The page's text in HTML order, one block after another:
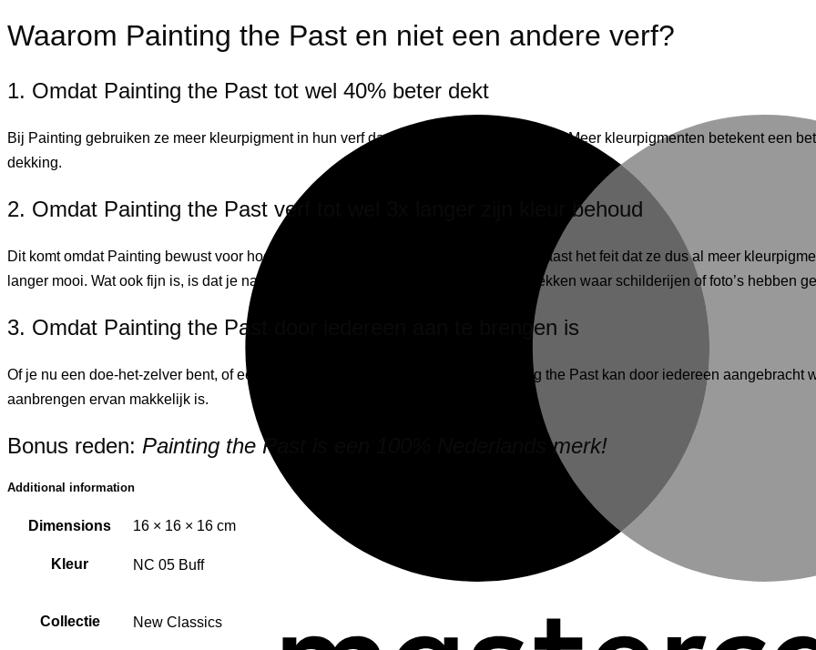
Waarom Painting the Past en niet een andere verf?
1. Omdat Painting the Past tot wel 40% beter dekt
Bij Painting gebruiken ze meer kleurpigment in hun verf dan normale synthetische verf. Meer kleurpigmenten betekent een
dekking.
2. Omdat Painting the Past verf tot wel 3x langer zijn kleur behoud
Dit komt omdat Painting bewust voor hoogwaardige natuurlijke ingrediënten kiest, naast het feit dat ze dus al meer
langer mooi. Wat ook fijn is, is dat je na langere tijd geen kleurverschillen ziet op plekken waar schilderijen of foto’s hebben
3. Omdat Painting the Past door iedereen aan te brengen is
Of je nu een doe-het-zelver bent, of een professioneel schilder, de verf van Painting the Past kan door iedereen
aanbrengen ervan makkelijk is.
Bonus reden: Painting the Past is een 100% Nederlands merk!
Additional information
Dimensions 16 × 16 × 16 cm
Kleur NC 05 Buff
Collectie New Classics